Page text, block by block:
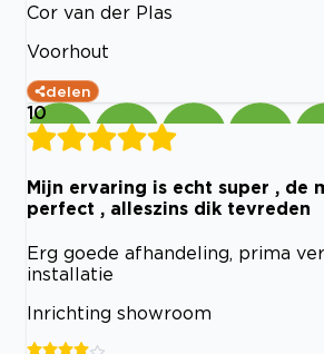
Cor van der Plas
Voorhout
delen
10
Mijn ervaring is echt super , de
perfect , alleszins dik tevreden
Erg goede afhandeling, prima
installatie
Inrichting showroom